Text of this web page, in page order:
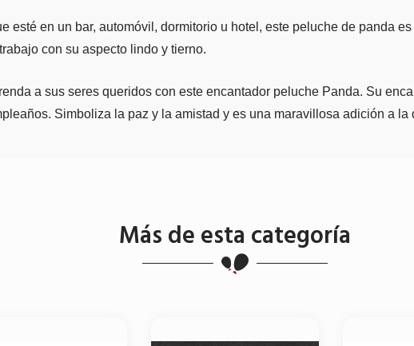
esté en un bar, automóvil, dormitorio u hotel, este peluche de panda
con su aspecto lindo y tierno.
a sus seres queridos con este encantador peluche Panda. Su
Simboliza la paz y la amistad y es una maravillosa adición a
Más de esta categoría